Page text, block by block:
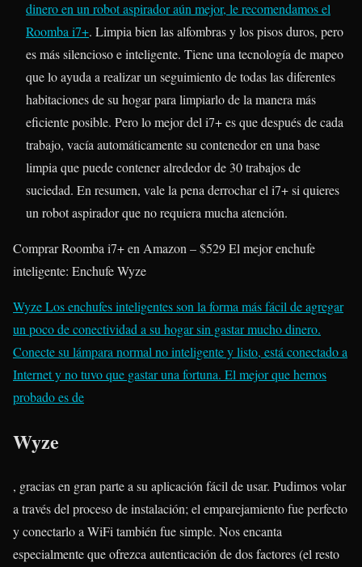
dinero en un robot aspirador aún mejor, le recomendamos el
Roomba i7+. Limpia bien las alfombras y los pisos duros, pero
es más silencioso e inteligente. Tiene una tecnología de mapeo
que lo ayuda a realizar un seguimiento de todas las diferentes
habitaciones de su hogar para limpiarlo de la manera más
eficiente posible. Pero lo mejor del i7+ es que después de cada
trabajo, vacía automáticamente su contenedor en una base
limpia que puede contener alrededor de 30 trabajos de
suciedad. En resumen, vale la pena derrochar el i7+ si quieres
un robot aspirador que no requiera mucha atención.
Comprar Roomba i7+ en Amazon – $529 El mejor enchufe
inteligente: Enchufe Wyze
WyzeLos enchufes inteligentes son la forma más fácil de agregar
un poco de conectividad a su hogar sin gastar mucho dinero.
Conecte su lámpara normal no inteligente y listo, está conectado a
Internet y no tuvo que gastar una fortuna. El mejor que hemos
probado es de
Wyze
, gracias en gran parte a su aplicación fácil de usar. Pudimos volar
a través del proceso de instalación; el emparejamiento fue perfecto
y conectarlo a WiFi también fue simple. Nos encanta
especialmente que ofrezca autenticación de dos factores (el resto